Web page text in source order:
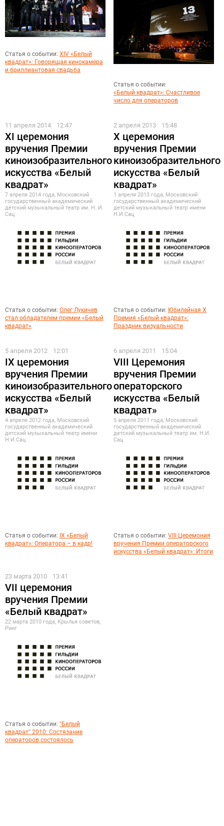
Статья о событии: XIV «Белый
квадрат»: Говорящая кинокамера
и бриллиантовая свадьба
Статья о событии:
«Белый квадрат»: Счастливое
число для операторов
11 апреля 2014 12:47
XI церемония
вручения Премии
киноизобразительного
искусства «Белый
квадрат»
7 апреля 2014 года, Московский
государственный академический
детский музыкальный театр им. Н. И.
Сац
Статья о событии: Олег Лукичев
стал обладателем премии «Белый
квадрат»
2 апреля 2013 15:48
X церемония
вручения Премии
киноизобразительного
искусства «Белый
квадрат»
1 апреля 2013 года, Московский
государственный академический
детский музыкальный театр имени
Н.И.Сац
Статья о событии: Юбилейная X
Премия «Белый квадрат»:
Праздник визуальности
5 апреля 2012 12:01
IX церемония
вручения Премии
киноизобразительного
искусства «Белый
квадрат»
4 апреля 2012 года, Московский
государственный академический
детский музыкальный театр имени
Н.И.Сац
Статья о событии: IX «Белый
квадрат»: Оператора – в кадр!
6 апреля 2011 15:04
VIII Церемония
вручения Премии
операторского
искусства «Белый
квадрат»
5 апреля 2011 года, Московский
государственный академический
детский музыкальный театр им. Н.И.
Сац
Статья о событии: VIII Церемония
вручения Премии операторского
искусства «Белый квадрат»: Итоги
23 марта 2010 13:41
VII церемония
вручения Премии
«Белый квадрат»
22 марта 2010 года, Крылья советов,
Ринг
Статья о событии: "Белый
квадрат" 2010: Состязание
операторов состоялось